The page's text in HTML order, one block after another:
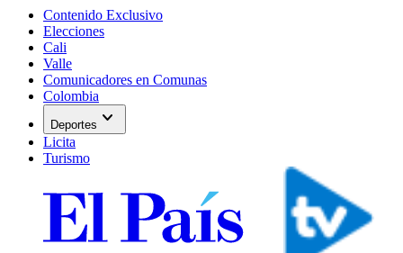
Contenido Exclusivo
Elecciones
Cali
Valle
Comunicadores en Comunas
Colombia
Deportes expand_more
Licita
Turismo